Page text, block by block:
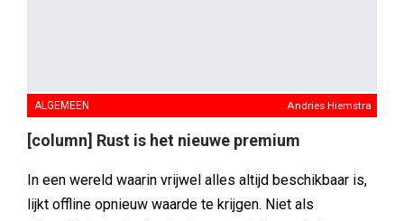
ALGEMEEN Andries Hiemstra
[column] Rust is het nieuwe premium
In een wereld waarin vrijwel alles altijd beschikbaar is,
lijkt offline opnieuw waarde te krijgen. Niet als